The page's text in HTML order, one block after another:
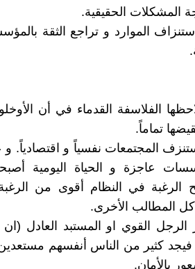
المشكلات الحقيقية.
الموارد و تراجع الثقة
الفلاسفة القدماء في أن
تماماً.
المجتمعات نفسياً و اقتصادياً. و
عاجزة و الحياة اليومية
الرغبة في النظام أقوى من
كل المطالب الأخرى.
القوي او المستبد العادل (ان
فيجد كثير من الناس أنفسهم
بالأمان.